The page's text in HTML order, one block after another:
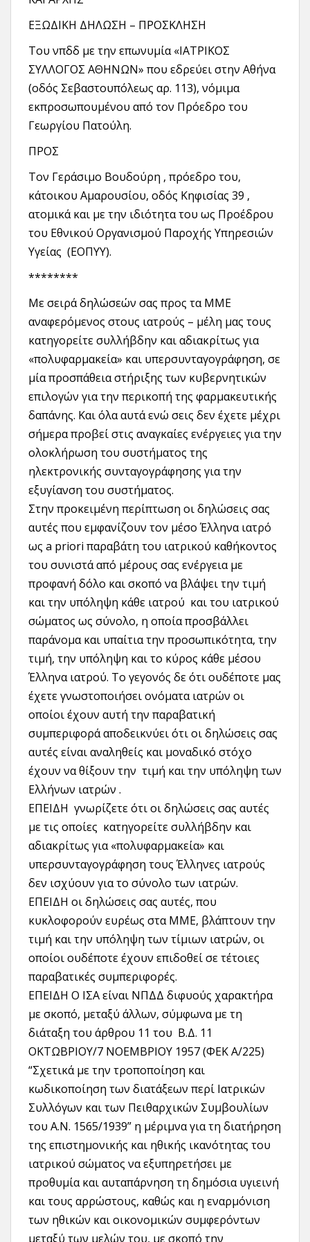
ΕΞΩΔΙΚΗ ΔΗΛΩΣΗ – ΠΡΟΣΚΛΗΣΗ
Του νπδδ με την επωνυμία «ΙΑΤΡΙΚΟΣ
ΣΥΛΛΟΓΟΣ ΑΘΗΝΩΝ» που εδρεύει στην Αθήνα
(οδός Σεβαστουπόλεως αρ. 113), νόμιμα
εκπροσωπουμένου από τον Πρόεδρο του
Γεωργίου Πατούλη.
ΠΡΟΣ
Τον Γεράσιμο Βουδούρη , πρόεδρο του,
κάτοικου Αμαρουσίου, οδός Κηφισίας 39 ,
ατομικά και με την ιδιότητα του ως Προέδρου
του Εθνικού Οργανισμού Παροχής Υπηρεσιών
Υγείας (ΕΟΠΥΥ).
********
Με σειρά δηλώσεών σας προς τα ΜΜΕ
αναφερόμενος στους ιατρούς – μέλη μας τους
κατηγορείτε συλλήβδην και αδιακρίτως για
«πολυφαρμακεία» και υπερσυνταγογράφηση, σε
μία προσπάθεια στήριξης των κυβερνητικών
επιλογών για την περικοπή της φαρμακευτικής
δαπάνης. Και όλα αυτά ενώ σεις δεν έχετε μέχρι
σήμερα προβεί στις αναγκαίες ενέργειες για την
ολοκλήρωση του συστήματος της
ηλεκτρονικής συνταγογράφησης για την
εξυγίανση του συστήματος.
Στην προκειμένη περίπτωση οι δηλώσεις σας
αυτές που εμφανίζουν τον μέσο Έλληνα ιατρό
ως a priori παραβάτη του ιατρικού καθήκοντος
του συνιστά από μέρους σας ενέργεια με
προφανή δόλο και σκοπό να βλάψει την τιμή
και την υπόληψη κάθε ιατρού και του ιατρικού
σώματος ως σύνολο, η οποία προσβάλλει
παράνομα και υπαίτια την προσωπικότητα, την
τιμή, την υπόληψη και το κύρος κάθε μέσου
Έλληνα ιατρού. Το γεγονός δε ότι ουδέποτε μας
έχετε γνωστοποιήσει ονόματα ιατρών οι
οποίοι έχουν αυτή την παραβατική
συμπεριφορά αποδεικνύει ότι οι δηλώσεις σας
αυτές είναι αναληθείς και μοναδικό στόχο
έχουν να θίξουν την τιμή και την υπόληψη των
Ελλήνων ιατρών .
ΕΠΕΙΔΗ γνωρίζετε ότι οι δηλώσεις σας αυτές
με τις οποίες κατηγορείτε συλλήβδην και
αδιακρίτως για «πολυφαρμακεία» και
υπερσυνταγογράφηση τους Έλληνες ιατρούς
δεν ισχύουν για το σύνολο των ιατρών.
ΕΠΕΙΔΗ οι δηλώσεις σας αυτές, που
κυκλοφορούν ευρέως στα ΜΜΕ, βλάπτουν την
τιμή και την υπόληψη των τίμιων ιατρών, οι
οποίοι ουδέποτε έχουν επιδοθεί σε τέτοιες
παραβατικές συμπεριφορές.
ΕΠΕΙΔΗ Ο ΙΣΑ είναι ΝΠΔΔ διφυούς χαρακτήρα
με σκοπό, μεταξύ άλλων, σύμφωνα με τη
διάταξη του άρθρου 11 του B.Δ. 11
OKTΩBPIOY/7 NOEMBPIOY 1957 (ΦEK A/225)
“Σχετικά με την τροποποίηση και
κωδικοποίηση των διατάξεων περί Ιατρικών
Συλλόγων και των Πειθαρχικών Συμβουλίων
του A.N. 1565/1939” η μέριμνα για τη διατήρηση
της επιστημονικής και ηθικής ικανότητας του
ιατρικού σώματος να εξυπηρετήσει με
προθυμία και αυταπάρνηση τη δημόσια υγιεινή
και τους αρρώστους, καθώς και η εναρμόνιση
των ηθικών και οικονομικών συμφερόντων
μεταξύ των μελών του, με σκοπό την